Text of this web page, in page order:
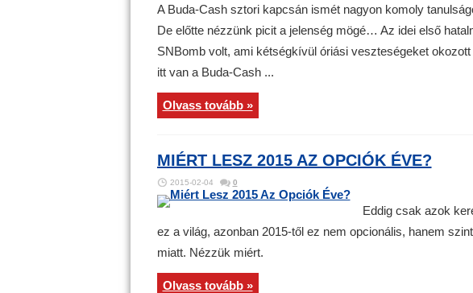
A Buda-Cash sztori kapcsán ismét nagyon komoly
De előtte nézzünk picit a jelenség mögé… Az idei első
SNBomb volt, ami kétségkívül óriási veszteségeket
itt van a Buda-Cash ...
Olvass tovább »
MIÉRT LESZ 2015 AZ OPCIÓK ÉVE?
2015-02-04 0
Eddig csak azok
ez a világ, azonban 2015-től ez nem opcionális, hanem
miatt. Nézzük miért.
Olvass tovább »